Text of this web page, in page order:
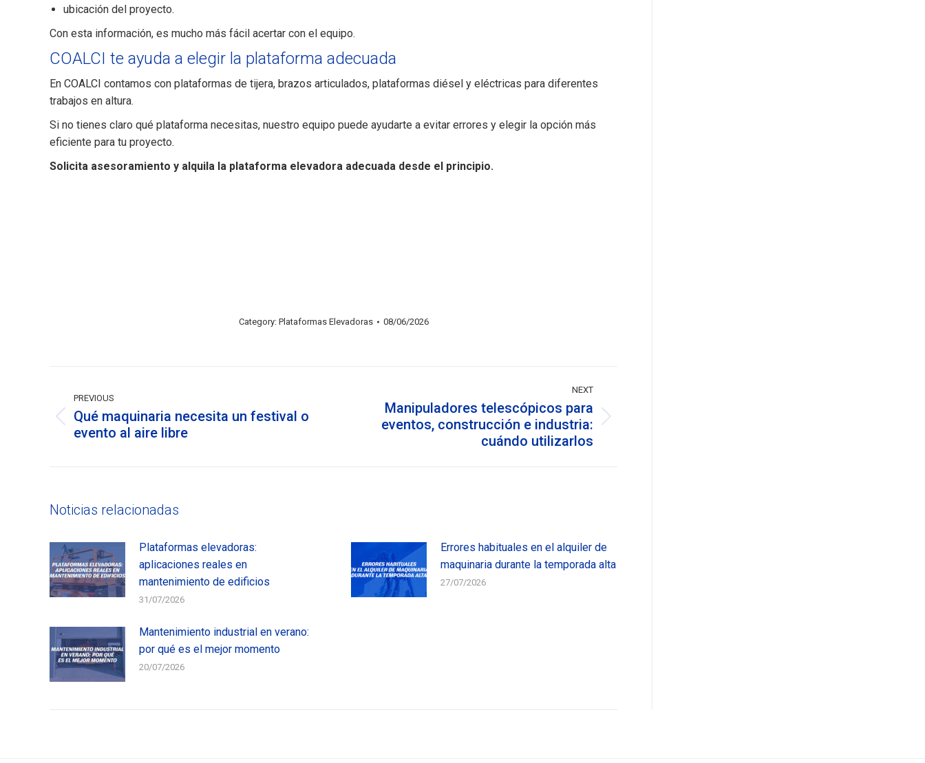
ubicación del proyecto.
Con esta información, es mucho más fácil acertar con el equipo.
COALCI te ayuda a elegir la plataforma adecuada
En COALCI contamos con plataformas de tijera, brazos articulados, plataformas diésel y eléctricas para diferentes
trabajos en altura.
Si no tienes claro qué plataforma necesitas, nuestro equipo puede ayudarte a evitar errores y elegir la opción más
eficiente para tu proyecto.
Solicita asesoramiento y alquila la plataforma elevadora adecuada desde el principio.
Category: Plataformas Elevadoras 08/06/2026
navigation
PREVIOUS
Previous
post:
Qué maquinaria necesita un festival o
evento al aire libre
NEXT
Manipuladores telescópicos para
eventos, construcción e industria:
cuándo utilizarlos
Noticias relacionadas
Plataformas elevadoras:
aplicaciones reales en
mantenimiento de edificios
31/07/2026
Errores habituales en el alquiler de
maquinaria durante la temporada alta
27/07/2026
Mantenimiento industrial en verano:
por qué es el mejor momento
20/07/2026